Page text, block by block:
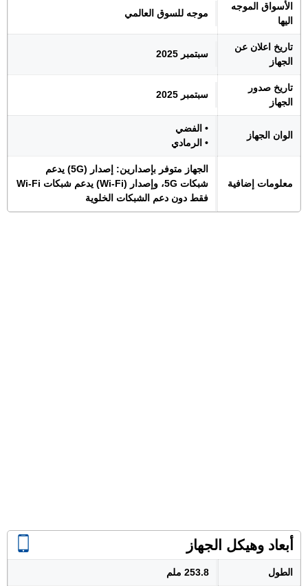
الأسواق الموجه
اليها
موجه للسوق العالمي
تاريخ اعلان عن
الجهاز
سبتمبر 2025
تاريخ صدور
الجهاز
سبتمبر 2025
الوان الجهاز
• الفضي
• الرمادي
معلومات إضافية
الجهاز متوفر بإصدارين: إصدار (5G) يدعم
شبكات 5G، وإصدار (Wi-Fi) يدعم شبكات Wi-Fi
فقط دون دعم الشبكات الخلوية
أبعاد وهيكل الجهاز
الطول 253.8 ملم